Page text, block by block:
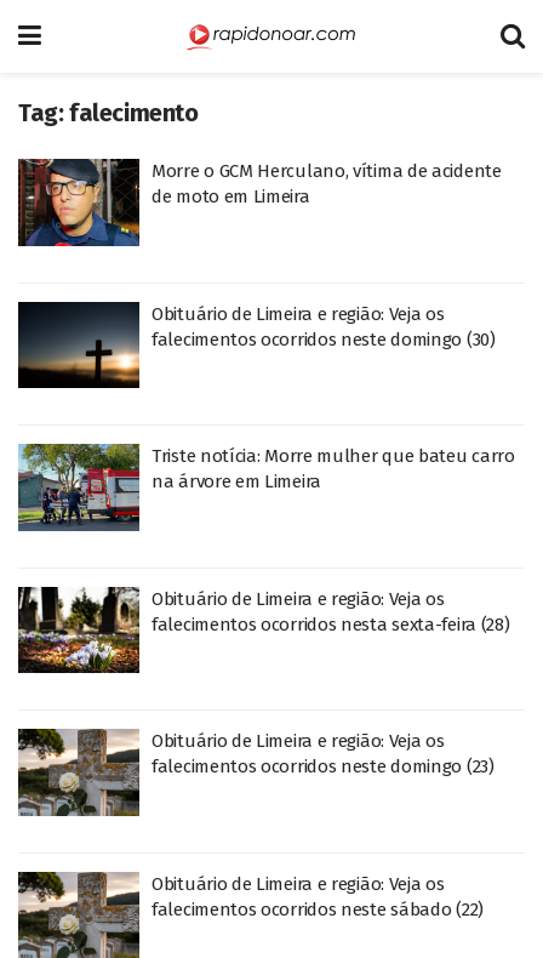
Tag:falecimento
Morre o GCM Herculano, vítima de acidente
de moto em Limeira
Obituário de Limeira e região: Veja os
falecimentos ocorridos neste domingo (30)
Triste notícia: Morre mulher que bateu carro
na árvore em Limeira
Obituário de Limeira e região: Veja os
falecimentos ocorridos nesta sexta-feira (28)
Obituário de Limeira e região: Veja os
falecimentos ocorridos neste domingo (23)
Obituário de Limeira e região: Veja os
falecimentos ocorridos neste sábado (22)